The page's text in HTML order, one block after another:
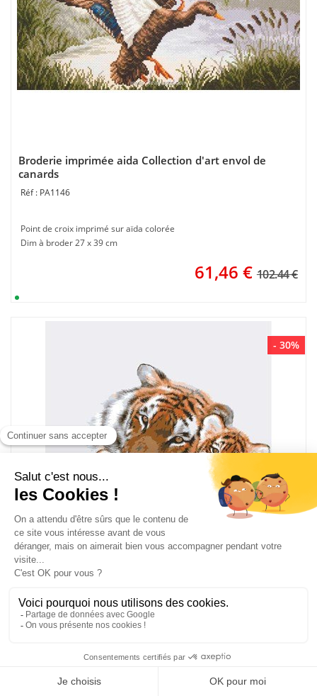
Broderie imprimée aida Collection d'art envol de
canards
PA1146
Point de croix imprimé sur aïda colorée
Dim à broder 27 x 39 cm
61,46 € 102.44 €
- 30%
Portrait d'un tigre canevas - Collection d'art
CDA11-856